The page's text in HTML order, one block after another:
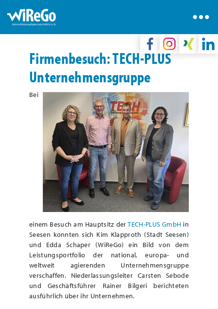
Firmenbesuch: TECH-PLUS
Unternehmensgruppe
Bei
einem Besuch am Hauptsitz derTECH-PLUS GmbH in
Seesen konnten sich Kim Klapproth (Stadt Seesen)
und Edda Schaper (WiReGo) ein Bild von dem
Leistungsportfolio der national, europa- und
weltweit agierenden Unternehmensgruppe
verschaffen. Niederlassungsleiter Carsten Sebode
und Geschäftsführer Rainer Bilgeri berichteten
ausführlich über ihr Unternehmen.